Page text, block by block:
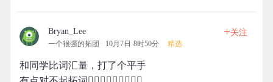
Bryan_Lee
一个很强的拓团 10月7日 8时50分 精选
+关注
和同学比词汇量，打了个平手